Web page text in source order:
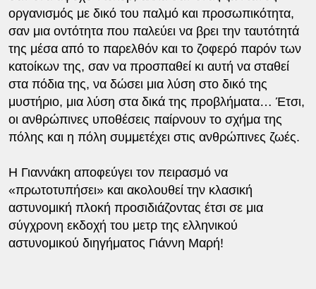
οργανισμός με δικό του παλμό και προσωπικότητα,
σαν μια οντότητα που παλεύει να βρει την ταυτότητά
της μέσα από το παρελθόν και το ζοφερό παρόν των
κατοίκων της, σαν να προσπαθεί κι αυτή να σταθεί
στα πόδια της, να δώσει μια λύση στο δικό της
μυστήριο, μια λύση στα δικά της προβλήματα… Έτσι,
οι ανθρώπινες υποθέσεις παίρνουν το σχήμα της
πόλης και η πόλη συμμετέχει στις ανθρώπινες ζωές.
Η Γιαννάκη αποφεύγει τον πειρασμό να
«πρωτοτυπήσει» και ακολουθεί την κλασική
αστυνομική πλοκή προσιδιάζοντας έτσι σε μια
σύγχρονη εκδοχή του μετρ της ελληνικού
αστυνομικού διηγήματος Γιάννη Μαρή!